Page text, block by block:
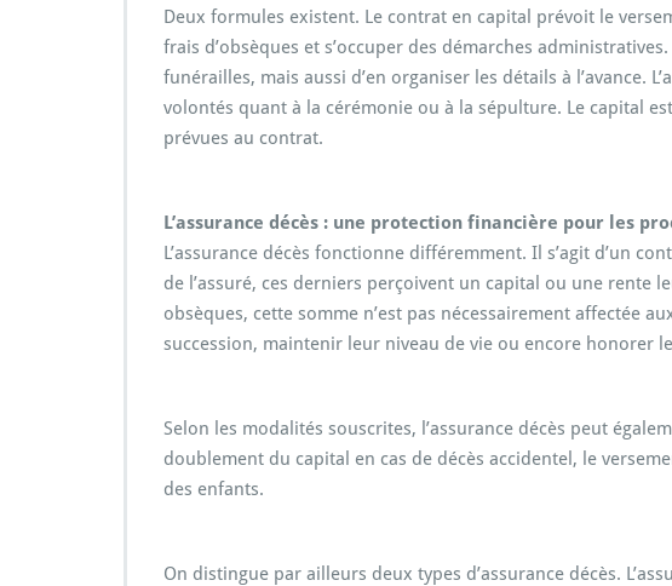
Deux formules existent. Le contrat en capital prévoit le
frais d’obsèques et s’occuper des démarches
funérailles, mais aussi d’en organiser les détails à l’avance.
volontés quant à la cérémonie ou à la sépulture. Le capital
prévues au contrat.
L’assurance décès : une protection financière pour les
L’assurance décès fonctionne différemment. Il s’agit d’un
de l’assuré, ces derniers perçoivent un capital ou une rente
obsèques, cette somme n’est pas nécessairement affectée
succession, maintenir leur niveau de vie ou encore honorer
Selon les modalités souscrites, l’assurance décès peut
doublement du capital en cas de décès accidentel, le
des enfants.
On distingue par ailleurs deux types d’assurance décès.